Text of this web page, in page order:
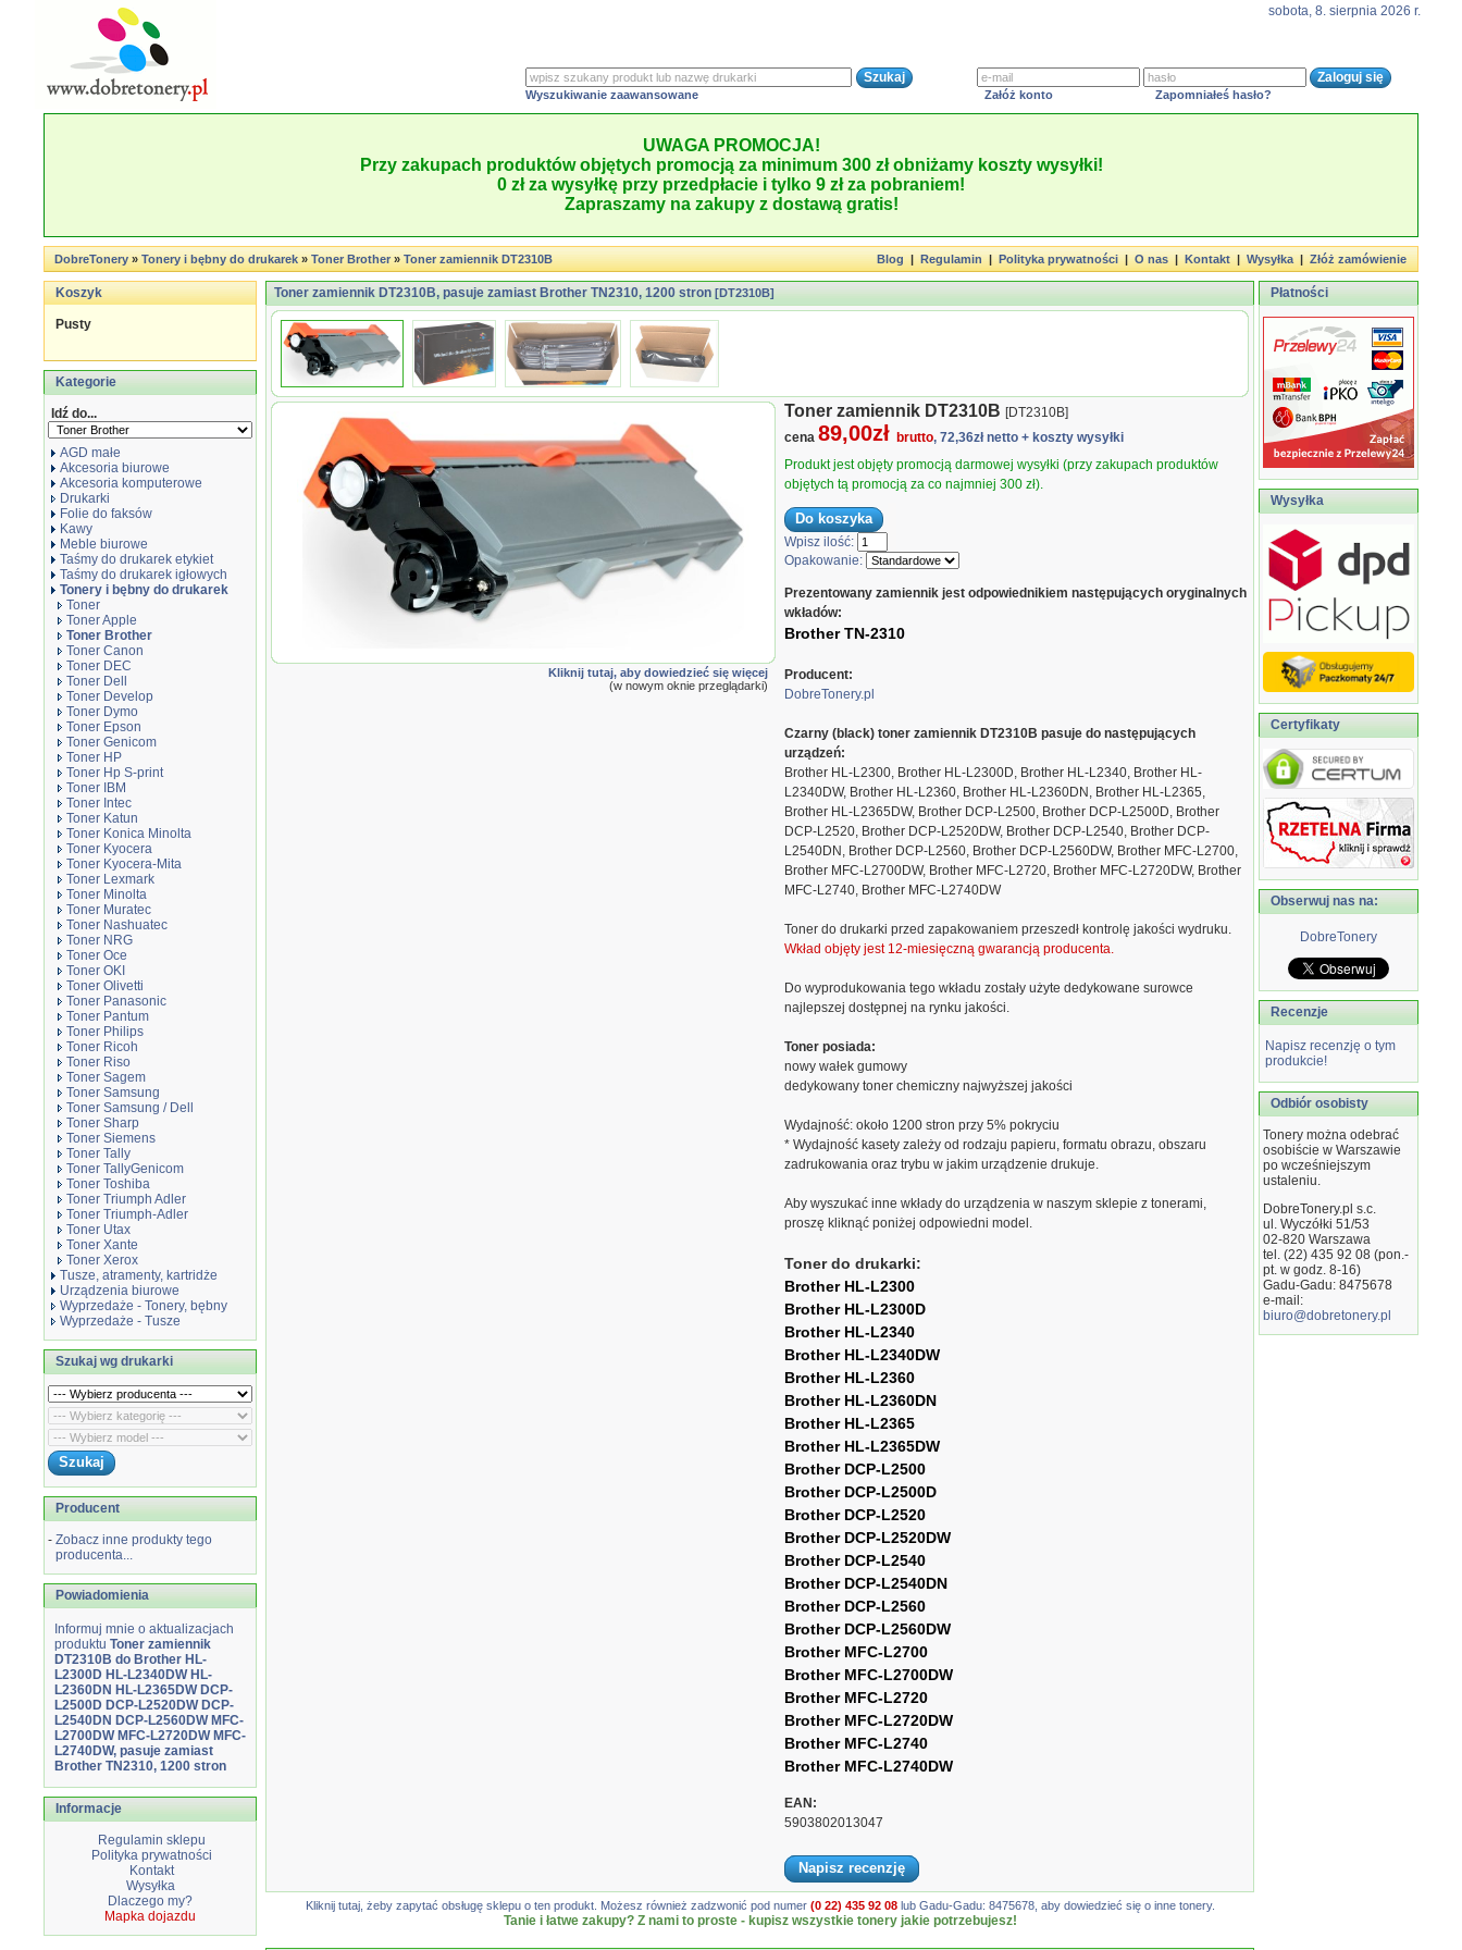
sobota, 8. sierpnia 2026 r.
Wyszukiwanie zaawansowane Załóż konto Zapomniałeś hasło?
UWAGA PROMOCJA!
Przy zakupach produktów objętych promocją za minimum 300 zł obniżamy koszty wysyłki!
0 zł za wysyłkę przy przedpłacie i tylko 9 zł za pobraniem!
Zapraszamy na zakupy z dostawą gratis!
DobreTonery»Tonery i bębny do drukarek»Toner Brother»Toner zamiennik DT2310B Blog|Regulamin|Polityka prywatności|O nas|Kontakt|Wysyłka|Złóż zamówienie
Koszyk
Pusty
Kategorie
Idź do...
AGD małe
Akcesoria biurowe
Akcesoria komputerowe
Drukarki
Folie do faksów
Kawy
Meble biurowe
Taśmy do drukarek etykiet
Taśmy do drukarek igłowych
Tonery i bębny do drukarek
Toner
Toner Apple
Toner Brother
Toner Canon
Toner DEC
Toner Dell
Toner Develop
Toner Dymo
Toner Epson
Toner Genicom
Toner HP
Toner Hp S-print
Toner IBM
Toner Intec
Toner Katun
Toner Konica Minolta
Toner Kyocera
Toner Kyocera-Mita
Toner Lexmark
Toner Minolta
Toner Muratec
Toner Nashuatec
Toner NRG
Toner Oce
Toner OKI
Toner Olivetti
Toner Panasonic
Toner Pantum
Toner Philips
Toner Ricoh
Toner Riso
Toner Sagem
Toner Samsung
Toner Samsung / Dell
Toner Sharp
Toner Siemens
Toner Tally
Toner TallyGenicom
Toner Toshiba
Toner Triumph Adler
Toner Triumph-Adler
Toner Utax
Toner Xante
Toner Xerox
Tusze, atramenty, kartridże
Urządzenia biurowe
Wyprzedaże - Tonery, bębny
Wyprzedaże - Tusze
Szukaj wg drukarki
Producent
- Zobacz inne produkty tego
producenta...
Powiadomienia
Informuj mnie o aktualizacjach
produktu Toner zamiennik
DT2310B do Brother HL-
L2300D HL-L2340DW HL-
L2360DN HL-L2365DW DCP-
L2500D DCP-L2520DW DCP-
L2540DN DCP-L2560DW MFC-
L2700DW MFC-L2720DW MFC-
L2740DW, pasuje zamiast
Brother TN2310, 1200 stron
Informacje
Regulamin sklepu
Polityka prywatności
Kontakt
Wysyłka
Dlaczego my?
Mapka dojazdu
Toner zamiennik DT2310B, pasuje zamiast Brother TN2310, 1200 stron [DT2310B]
Toner zamiennik DT2310B
Kliknij tutaj, aby dowiedzieć się więcej
(w nowym oknie przeglądarki)
Toner zamiennik DT2310B [DT2310B]
cena 89,00zł brutto, 72,36zł netto + koszty wysyłki
Produkt jest objęty promocją darmowej wysyłki (przy zakupach produktów
objętych tą promocją za co najmniej 300 zł).
Wpisz ilość:
Opakowanie:
Prezentowany zamiennik jest odpowiednikiem następujących oryginalnych
wkładów:
Brother TN-2310
Producent:
DobreTonery.pl
Czarny (black) toner zamiennik DT2310B pasuje do następujących
urządzeń:
Brother HL-L2300, Brother HL-L2300D, Brother HL-L2340, Brother HL-
L2340DW, Brother HL-L2360, Brother HL-L2360DN, Brother HL-L2365,
Brother HL-L2365DW, Brother DCP-L2500, Brother DCP-L2500D, Brother
DCP-L2520, Brother DCP-L2520DW, Brother DCP-L2540, Brother DCP-
L2540DN, Brother DCP-L2560, Brother DCP-L2560DW, Brother MFC-L2700,
Brother MFC-L2700DW, Brother MFC-L2720, Brother MFC-L2720DW, Brother
MFC-L2740, Brother MFC-L2740DW
Toner do drukarki przed zapakowaniem przeszedł kontrolę jakości wydruku.
Wkład objęty jest 12-miesięczną gwarancją producenta.
Do wyprodukowania tego wkładu zostały użyte dedykowane surowce
najlepszej dostępnej na rynku jakości.
Toner posiada:
nowy wałek gumowy
dedykowany toner chemiczny najwyższej jakości
Wydajność: około 1200 stron przy 5% pokryciu
* Wydajność kasety zależy od rodzaju papieru, formatu obrazu, obszaru
zadrukowania oraz trybu w jakim urządzenie drukuje.
Aby wyszukać inne wkłady do urządzenia w naszym sklepie z tonerami,
proszę kliknąć poniżej odpowiedni model.
Toner do drukarki:
Brother HL-L2300
Brother HL-L2300D
Brother HL-L2340
Brother HL-L2340DW
Brother HL-L2360
Brother HL-L2360DN
Brother HL-L2365
Brother HL-L2365DW
Brother DCP-L2500
Brother DCP-L2500D
Brother DCP-L2520
Brother DCP-L2520DW
Brother DCP-L2540
Brother DCP-L2540DN
Brother DCP-L2560
Brother DCP-L2560DW
Brother MFC-L2700
Brother MFC-L2700DW
Brother MFC-L2720
Brother MFC-L2720DW
Brother MFC-L2740
Brother MFC-L2740DW
EAN:
5903802013047
Napisz recenzję
Kliknij tutaj, żeby zapytać obsługę sklepu o ten produkt. Możesz również zadzwonić pod numer (0 22) 435 92 08lub Gadu-Gadu: 8475678, aby dowiedzieć się o inne tonery.
Tanie i łatwe zakupy? Z nami to proste - kupisz wszystkie tonery jakie potrzebujesz!
Płatności
Wysyłka
Certyfikaty
Obserwuj nas na:
DobreTonery
Recenzje
Napisz recenzję o tym
produkcie!
Odbiór osobisty
Tonery można odebrać
osobiście w Warszawie
po wcześniejszym
ustaleniu.
DobreTonery.pl s.c.
ul. Wyczółki 51/53
02-820 Warszawa
tel. (22) 435 92 08 (pon.-
pt. w godz. 8-16)
Gadu-Gadu: 8475678
e-mail:
biuro@dobretonery.pl